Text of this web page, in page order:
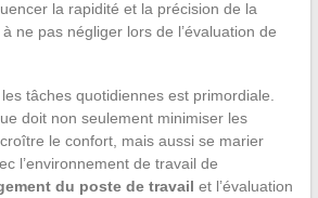
la rapidité et la précision de la
ne pas négliger lors de l’évaluation de
tâches quotidiennes est primordiale.
doit non seulement minimiser les
le confort, mais aussi se marier
l’environnement de travail de
du poste de travail et l’évaluation